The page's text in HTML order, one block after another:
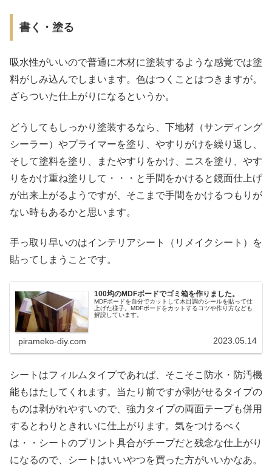
書く・塗る
吸水性がいいので普通に木材に塗装するような感覚では塗
料がしみ込んでしまいます。色はつくことはつきますが。
ざらついた仕上がりになるというか。
どうしてもしっかり塗装するなら、下地材（サンディング
シーラー）やプライマーを塗り、やすりがけを繰り返し、
そして塗料を塗り、またやすりをかけ、ニスを塗り、やす
りをかけ重ね塗りして・・・と手間をかけると鏡面仕上げ
が出来上がるようですが、そこまで手間をかけるつもりが
ない時もあるかと思います。
手っ取り早いのはインテリアシート（リメイクシート）を
貼ってしまうことです。
100均のMDFボードでゴミ箱を作りました。
MDFボードを自分でカットして木目調のシールを貼って仕
上げた様子。MDFボードをカットするコツや作り方なども
解説しています。
pirameko-diy.com 2023.05.14
シートはフィルムタイプであれば、そこそこ防水・防汚機
能もはたしてくれます。当たり前ですが剥がせるタイプの
ものは剥がれやすいので、強力タイプの両面テープも併用
するとわりときれいに仕上がります。気をつけるべく
は・・シートのプリント具合がチープだと残念な仕上がり
になるので、シートはいいやつを買った方がいいかなあ。